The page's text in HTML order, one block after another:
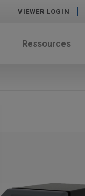
VIEWER LOGIN
Ressources